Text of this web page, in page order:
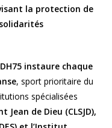
la protection de
instaure chaque
, sport prioritaire du
spécialisées
Jean de Dieu (CLSJD),